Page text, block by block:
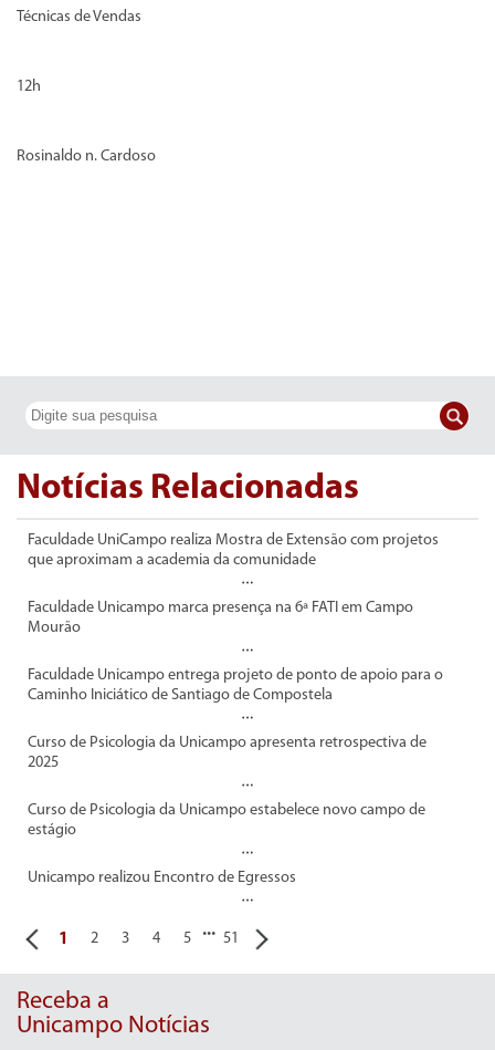
Técnicas de Vendas
12h
Rosinaldo n. Cardoso
Notícias Relacionadas
Faculdade UniCampo realiza Mostra de Extensão com projetos
que aproximam a academia da comunidade
Faculdade Unicampo marca presença na 6ª FATI em Campo
Mourão
Faculdade Unicampo entrega projeto de ponto de apoio para o
Caminho Iniciático de Santiago de Compostela
Curso de Psicologia da Unicampo apresenta retrospectiva de
2025
Curso de Psicologia da Unicampo estabelece novo campo de
estágio
Unicampo realizou Encontro de Egressos
1 2 3 4 5 ... 51
Receba a
Unicampo Notícias